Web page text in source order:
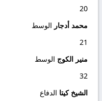
20
محمد أدجار الوسط
21
منير الكوج الوسط
32
الشيخ كيتا الدفاع